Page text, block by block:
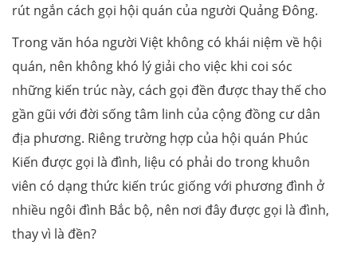
rút ngắn cách gọi hội quán của người Quảng Đông.
Trong văn hóa người Việt không có khái niệm về hội
quán, nên không khó lý giải cho việc khi coi sóc
những kiến trúc này, cách gọi đền được thay thế cho
gần gũi với đời sống tâm linh của cộng đồng cư dân
địa phương. Riêng trường hợp của hội quán Phúc
Kiến được gọi là đình, liệu có phải do trong khuôn
viên có dạng thức kiến trúc giống với phương đình ở
nhiều ngôi đình Bắc bộ, nên nơi đây được gọi là đình,
thay vì là đền?